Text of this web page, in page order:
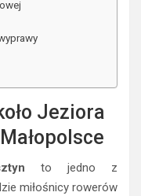
Jeziora
to jedno z
miłośnicy rowerów